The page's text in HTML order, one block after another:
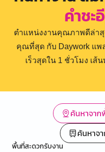
คำชะอี
ตำแหน่งงานคุณภาพดีล่า
คุณที่สุด กับ Daywork แ
เร็วสุดใน 1 ชั่วโมง เ
ค้นหาจาก
ค้นหาจ
พื้นที่สะดวกรับงาน